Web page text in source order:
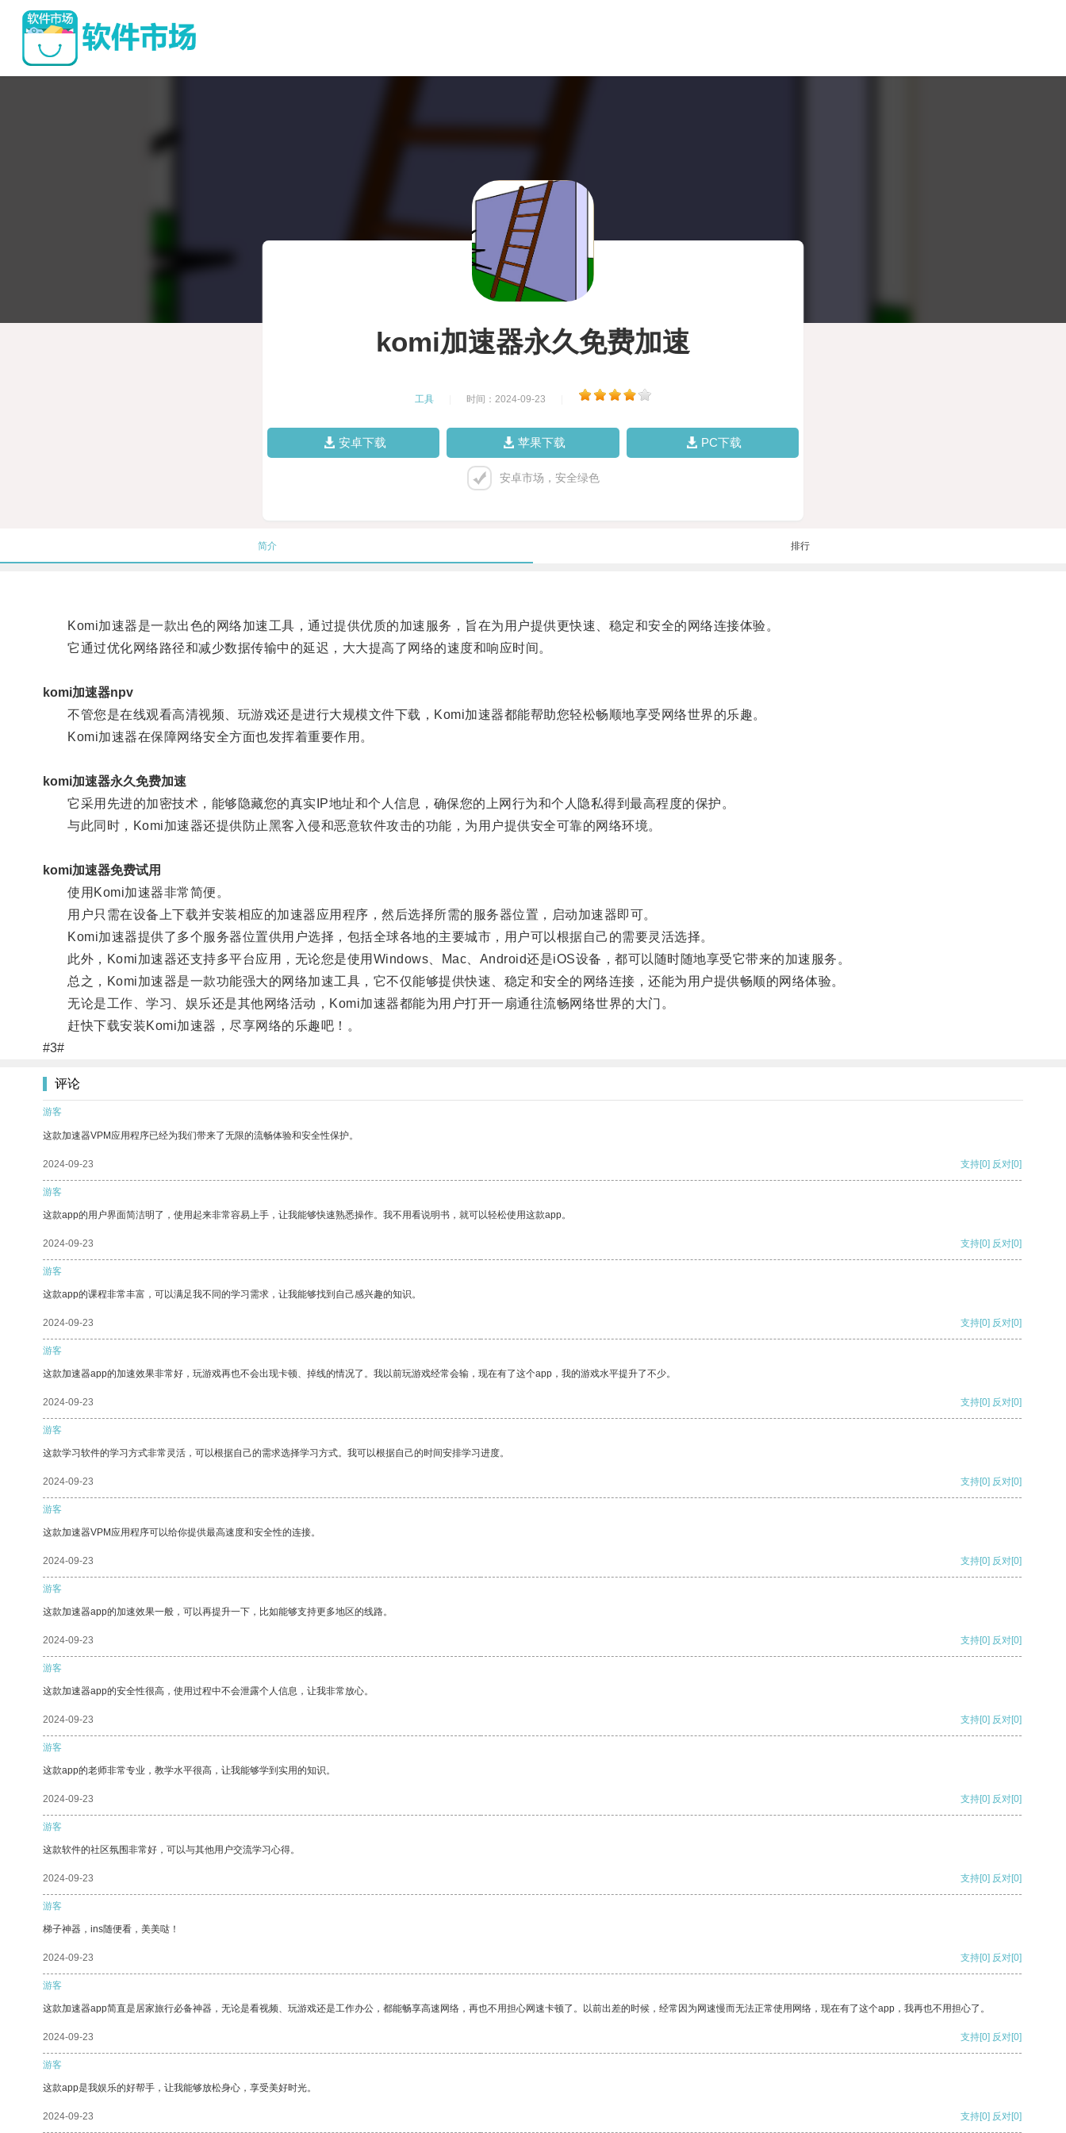
komi加速器永久免费加速
工具 时间：2024-09-23
安卓下载 苹果下载 PC下载
安卓市场，安全绿色
简介 排行
Komi加速器是一款出色的网络加速工具，通过提供优质的加速服务，旨在为用户提供更快速、稳定和安全的网络连接体验。
它通过优化网络路径和减少数据传输中的延迟，大大提高了网络的速度和响应时间。
komi加速器npv
不管您是在线观看高清视频、玩游戏还是进行大规模文件下载，Komi加速器都能帮助您轻松畅顺地享受网络世界的乐趣。
Komi加速器在保障网络安全方面也发挥着重要作用。
komi加速器永久免费加速
它采用先进的加密技术，能够隐藏您的真实IP地址和个人信息，确保您的上网行为和个人隐私得到最高程度的保护。
与此同时，Komi加速器还提供防止黑客入侵和恶意软件攻击的功能，为用户提供安全可靠的网络环境。
komi加速器免费试用
使用Komi加速器非常简便。
用户只需在设备上下载并安装相应的加速器应用程序，然后选择所需的服务器位置，启动加速器即可。
Komi加速器提供了多个服务器位置供用户选择，包括全球各地的主要城市，用户可以根据自己的需要灵活选择。
此外，Komi加速器还支持多平台应用，无论您是使用Windows、Mac、Android还是iOS设备，都可以随时随地享受它带来的加速服务。
总之，Komi加速器是一款功能强大的网络加速工具，它不仅能够提供快速、稳定和安全的网络连接，还能为用户提供畅顺的网络体验。
无论是工作、学习、娱乐还是其他网络活动，Komi加速器都能为用户打开一扇通往流畅网络世界的大门。
赶快下载安装Komi加速器，尽享网络的乐趣吧！。
#3#
评论
游客
这款加速器VPM应用程序已经为我们带来了无限的流畅体验和安全性保护。
2024-09-23 支持[0] 反对[0]
游客
这款app的用户界面简洁明了，使用起来非常容易上手，让我能够快速熟悉操作。我不用看说明书，就可以轻松使用这款app。
2024-09-23 支持[0] 反对[0]
游客
这款app的课程非常丰富，可以满足我不同的学习需求，让我能够找到自己感兴趣的知识。
2024-09-23 支持[0] 反对[0]
游客
这款加速器app的加速效果非常好，玩游戏再也不会出现卡顿、掉线的情况了。我以前玩游戏经常会输，现在有了这个app，我的游戏水平提升了不少。
2024-09-23 支持[0] 反对[0]
游客
这款学习软件的学习方式非常灵活，可以根据自己的需求选择学习方式。我可以根据自己的时间安排学习进度。
2024-09-23 支持[0] 反对[0]
游客
这款加速器VPM应用程序可以给你提供最高速度和安全性的连接。
2024-09-23 支持[0] 反对[0]
游客
这款加速器app的加速效果一般，可以再提升一下，比如能够支持更多地区的线路。
2024-09-23 支持[0] 反对[0]
游客
这款加速器app的安全性很高，使用过程中不会泄露个人信息，让我非常放心。
2024-09-23 支持[0] 反对[0]
游客
这款app的老师非常专业，教学水平很高，让我能够学到实用的知识。
2024-09-23 支持[0] 反对[0]
游客
这款软件的社区氛围非常好，可以与其他用户交流学习心得。
2024-09-23 支持[0] 反对[0]
游客
梯子神器，ins随便看，美美哒！
2024-09-23 支持[0] 反对[0]
游客
这款加速器app简直是居家旅行必备神器，无论是看视频、玩游戏还是工作办公，都能畅享高速网络，再也不用担心网速卡顿了。以前出差的时候，经常因为网速慢而无法正常使用网络，现在有了这个app，我再也不用担心了。
2024-09-23 支持[0] 反对[0]
游客
这款app是我娱乐的好帮手，让我能够放松身心，享受美好时光。
2024-09-23 支持[0] 反对[0]